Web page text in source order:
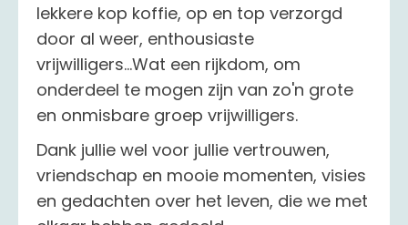
lekkere kop koffie, op en top verzorgd
door al weer, enthousiaste
vrijwilligers...Wat een rijkdom, om
onderdeel te mogen zijn van zo'n grote
en onmisbare groep vrijwilligers.
Dank jullie wel voor jullie vertrouwen,
vriendschap en mooie momenten, visies
en gedachten over het leven, die we met